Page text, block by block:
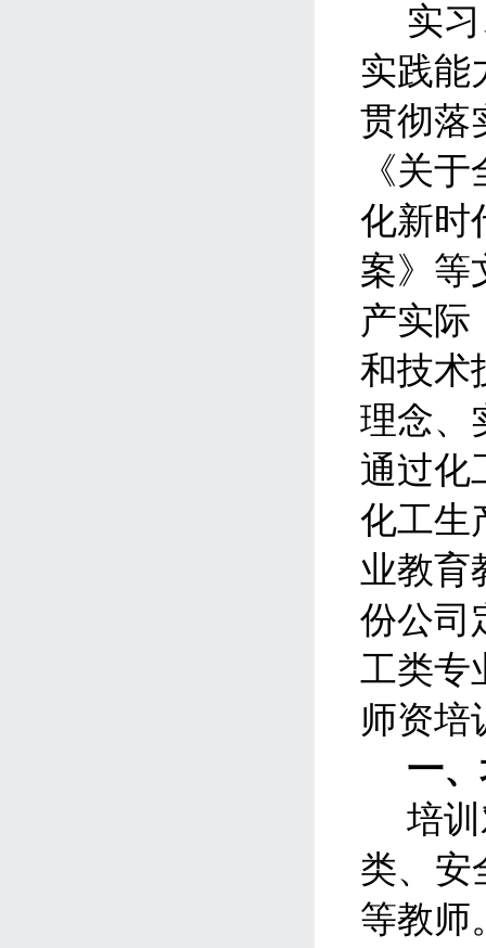
实
实践能
贯彻落
《关
化新时
案》等
产实际
和技术
理念、
通过化
化工生
业教育
份公司
工类专
师资培
一
培
类、安
等教师